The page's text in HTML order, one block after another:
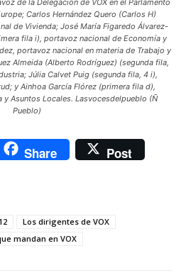
Carlos Hernández Quero (Carlos H)
de Vivienda; José María Figaredo Álvarez-
fila i), portavoz nacional de Economía y
portavoz nacional en materia de Trabajo y
Almeida (Alberto Rodríguez) (segunda fila,
Júlia Calvet Puig (segunda fila, 4 i),
y Ainhoa García Flórez (primera fila d),
y Asuntos Locales. Lasvocesdelpueblo (Ñ
Pueblo)
Share Post
Los dirigentes de VOX
mandan en VOX